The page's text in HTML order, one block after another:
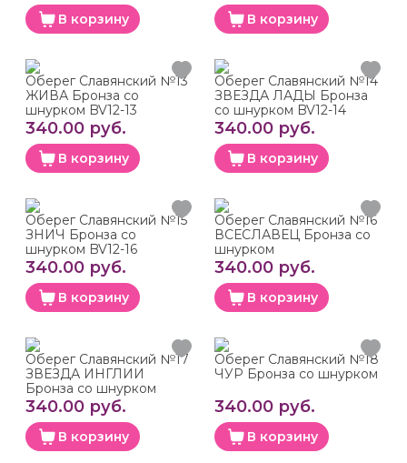
В корзину В корзину
Оберег Славянский №13
ЖИВА Бронза со
шнурком BV12-13
340.00 руб.
В корзину
Оберег Славянский №14
ЗВЕЗДА ЛАДЫ Бронза
со шнурком BV12-14
340.00 руб.
В корзину
Оберег Славянский №15
ЗНИЧ Бронза со
шнурком BV12-16
340.00 руб.
В корзину
Оберег Славянский №16
ВСЕСЛАВЕЦ Бронза со
шнурком
340.00 руб.
В корзину
Оберег Славянский №17
ЗВЕЗДА ИНГЛИИ
Бронза со шнурком
340.00 руб.
В корзину
Оберег Славянский №18
ЧУР Бронза со шнурком
340.00 руб.
В корзину